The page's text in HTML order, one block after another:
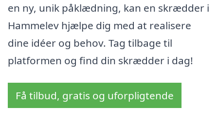
en ny, unik påklædning, kan en skrædder i
Hammelev hjælpe dig med at realisere
dine idéer og behov. Tag tilbage til
platformen og find din skrædder i dag!
Få tilbud, gratis og uforpligtende